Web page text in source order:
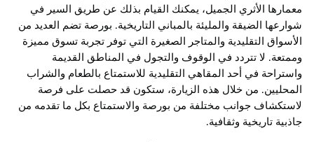
معمارها الأثري الجميل، يمكنك القيام بذلك عن طريق السير في
شوارعها الضيقة والمليئة بالمباني التاريخية. بورصة تضم العديد من
الأسواق التقليدية والمتاجر الصغيرة التي توفر تجربة تسوق مميزة
وممتعة. لا تتردد في الوقوف والتجول في المناطق القديمة
واستراحة في أحد المقاهي التقليدية للاستمتاع بالطعام والشراب
المحليين. من خلال هذه الزيارة، ستكون قد حصلت على فرصة
لاستكشاف جوانب مختلفة من بورصة والاستمتاع بكل ما تقدمه من
جاذبية تاريخية وثقافية.